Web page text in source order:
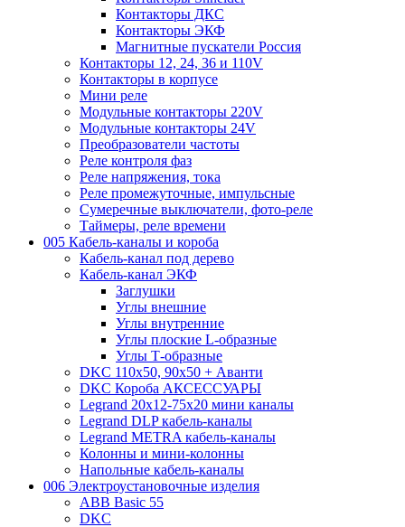
Контакторы ДКС
Контакторы ЭКФ
Магнитные пускатели Россия
Контакторы 12, 24, 36 и 110V
Контакторы в корпусе
Мини реле
Модульные контакторы 220V
Модульные контакторы 24V
Преобразователи частоты
Реле контроля фаз
Реле напряжения, тока
Реле промежуточные, импульсные
Сумеречные выключатели, фото-реле
Таймеры, реле времени
005 Кабель-каналы и короба
Кабель-канал под дерево
Кабель-канал ЭКФ
Заглушки
Углы внешние
Углы внутренние
Углы плоские L-образные
Углы Т-образные
DKC 110х50, 90х50 + Аванти
DKC Короба АКСЕССУАРЫ
Legrand 20х12-75х20 мини каналы
Legrand DLP кабель-каналы
Legrand METRA кабель-каналы
Колонны и мини-колонны
Напольные кабель-каналы
006 Электроустановочные изделия
ABB Basic 55
DKC